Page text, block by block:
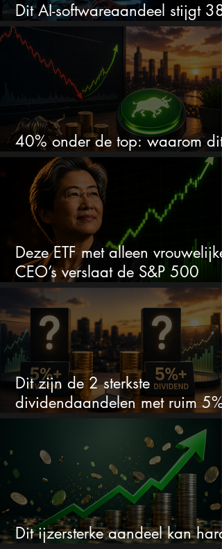
Dit AI-softwareaandeel stijgt
en zet de SaaS-crash op zijn
40% onder de top: waarom dit
aandeel weer interessant wordt
Deze ETF met alleen vrouwelijke
CEO’s verslaat de S&P 500
keihard
Dit zijn de 2 sterkste
dividendaandelen met ruim 5%
Dit ijzersterke aandeel kan hard